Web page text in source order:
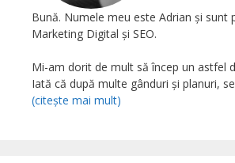
Bună. Numele meu este Adrian și sunt
Marketing Digital și SEO.
Mi-am dorit de mult să încep un astfel
Iată că după multe gânduri și planuri,
(citește mai mult)